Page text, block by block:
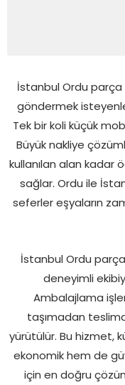
İstanbul Ordu parça
göndermek
Tek bir koli küçük
Büyük nakliye
kullanılan alan kadar
sağlar. Ordu ile
seferler eşyaların
İstanbul Ordu
deneyimli
Ambalajlama
taşımadan
yürütülür. Bu hizmet,
ekonomik hem de
için en doğru